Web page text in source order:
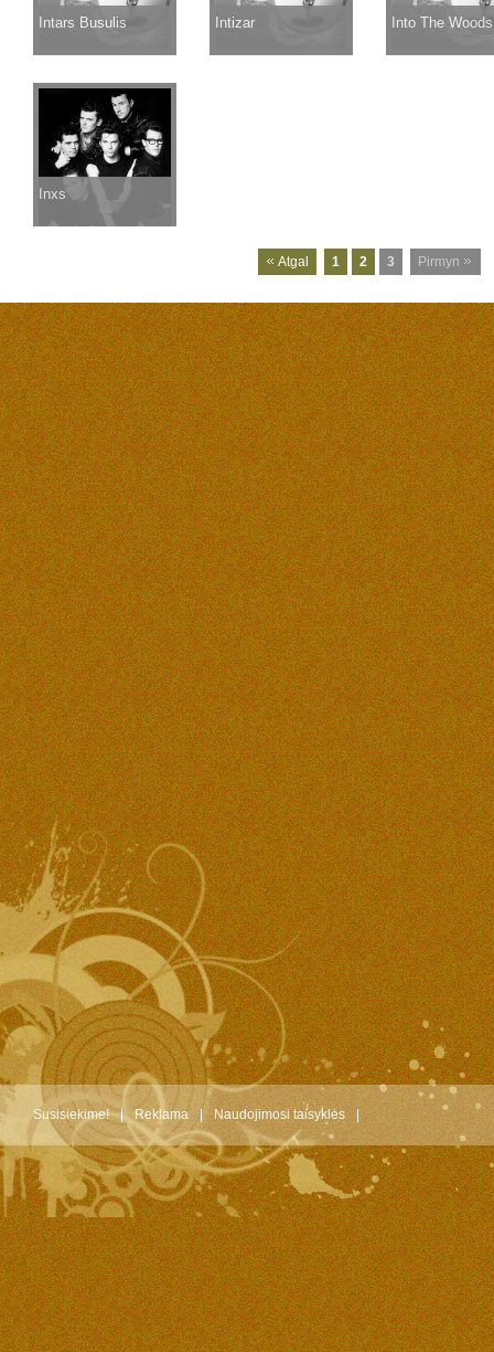
Intars Busulis Intizar Into The Woods
Inxs
Atgal 1 2 3 Pirmyn
Susisiekime! | Reklama | Naudojimosi taisyklės |